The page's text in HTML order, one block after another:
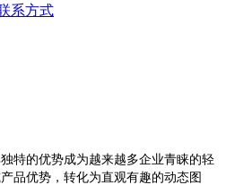
系方式
特的优势成为越来越多企业青睐的轻
品优势，转化为直观有趣的动态图